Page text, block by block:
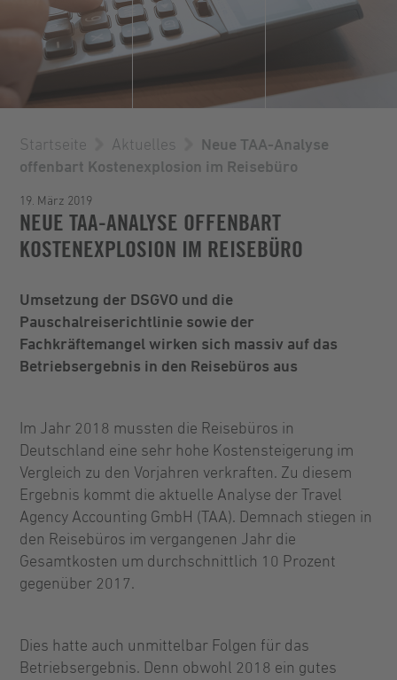
Startseite Aktuelles
Neue TAA-Analyse
offenbart Kostenexplosion im Reisebüro
19. März 2019
NEUE TAA-ANALYSE OFFENBART
KOSTENEXPLOSION IM REISEBÜRO
Umsetzung der DSGVO und die
Pauschalreiserichtlinie sowie der
Fachkräftemangel wirken sich massiv auf das
Betriebsergebnis in den Reisebüros aus
Im Jahr 2018 mussten die Reisebüros in
Deutschland eine sehr hohe Kostensteigerung im
Vergleich zu den Vorjahren verkraften. Zu diesem
Ergebnis kommt die aktuelle Analyse der Travel
Agency Accounting GmbH (TAA). Demnach stiegen in
den Reisebüros im vergangenen Jahr die
Gesamtkosten um durchschnittlich 10 Prozent
gegenüber 2017.
Dies hatte auch unmittelbar Folgen für das
Betriebsergebnis. Denn obwohl 2018 ein gutes